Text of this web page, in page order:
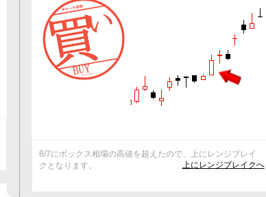
8/7にボックス相場の高値を超えたので、上にレンジブレイ
クとなります。
上にレンジブレイクへ